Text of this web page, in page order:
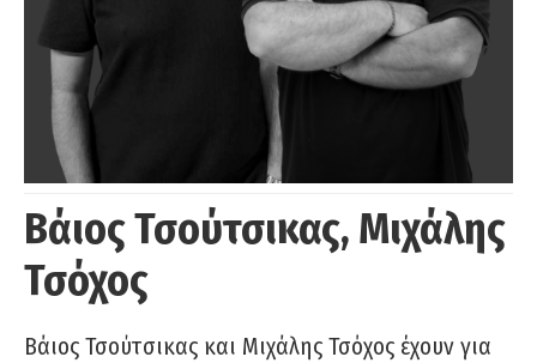
Βάιος Τσούτσικας, Μιχάλης
Τσόχος
Βάιος Τσούτσικας και Μιχάλης Τσόχος έχουν για